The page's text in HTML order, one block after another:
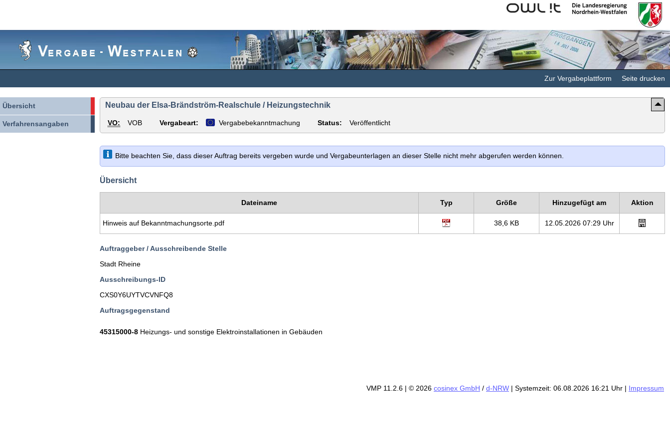
Kommunales
Rechenzentrum
Landesregierung
Nordrhein-
Zur Vergabeplattform Seite drucken
Übersicht
Verfahrensangaben
Neubau der Elsa-Brändström-Realschule / Heizungstechnik
VO: VOB Vergabeart: Vergabebekanntmachung Status: Veröffentlicht
Bitte beachten Sie, dass dieser Auftrag bereits vergeben wurde und Vergabeunterlagen an dieser Stelle nicht mehr abgerufen werden können.
Übersicht
Dateiname Typ Größe Hinzugefügt am Aktion
Hinweis auf Bekanntmachungsorte.pdf 38,6 KB 12.05.2026 07:29 Uhr
Auftraggeber / Ausschreibende Stelle
Stadt Rheine
Ausschreibungs-ID
CXS0Y6UYTVCVNFQ8
Auftragsgegenstand
45315000-8 Heizungs- und sonstige Elektroinstallationen in Gebäuden
VMP 11.2.6 | © 2026 cosinex GmbH / d-NRW | Systemzeit: 06.08.2026 16:21 Uhr | Impressum